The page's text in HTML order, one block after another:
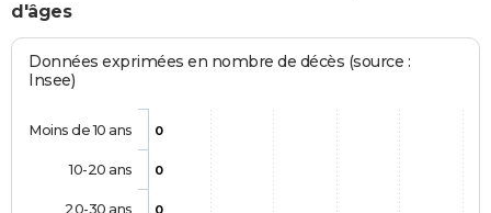
d'âges
Données exprimées en nombre de décès (source :
Insee)
0
0
Moins de 10 ans
10-20 ans
20-30 ans